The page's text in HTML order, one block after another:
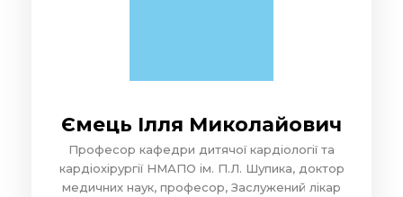
Ємець Ілля Миколайович
Професор кафедри дитячої кардіології та
кардіохірургії НМАПО ім. П.Л. Шупика, доктор
медичних наук, професор, Заслужений лікар